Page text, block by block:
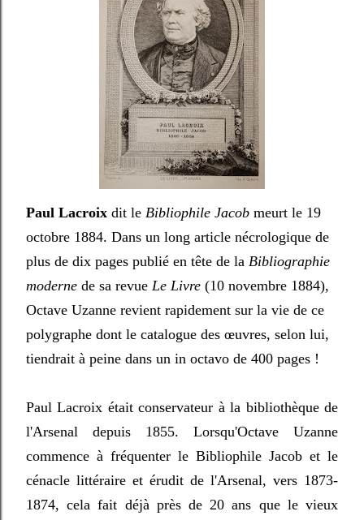
Paul Lacroix dit le Bibliophile Jacob meurt le 19
octobre 1884. Dans un long article nécrologique de
plus de dix pages publié en tête de la Bibliographie
moderne de sa revue Le Livre (10 novembre 1884),
Octave Uzanne revient rapidement sur la vie de ce
polygraphe dont le catalogue des œuvres, selon lui,
tiendrait à peine dans un in octavo de 400 pages !
Paul Lacroix était conservateur à la bibliothèque de
l'Arsenal depuis 1855. Lorsqu'Octave Uzanne
commence à fréquenter le Bibliophile Jacob et le
cénacle littéraire et érudit de l'Arsenal, vers 1873-
1874, cela fait déjà près de 20 ans que le vieux